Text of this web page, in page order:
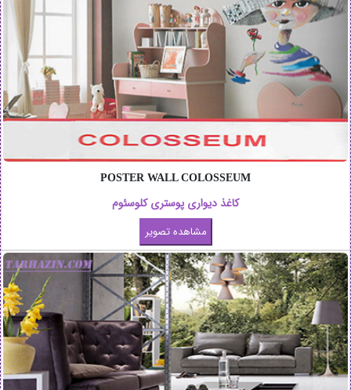
POSTER WALL COLOSSEUM
کاغذ دیواری پوستری کلوسئوم